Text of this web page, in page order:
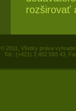
rozširovať
© 2011, Všetky práva
Tel.: (+421) 2 402 593 43,